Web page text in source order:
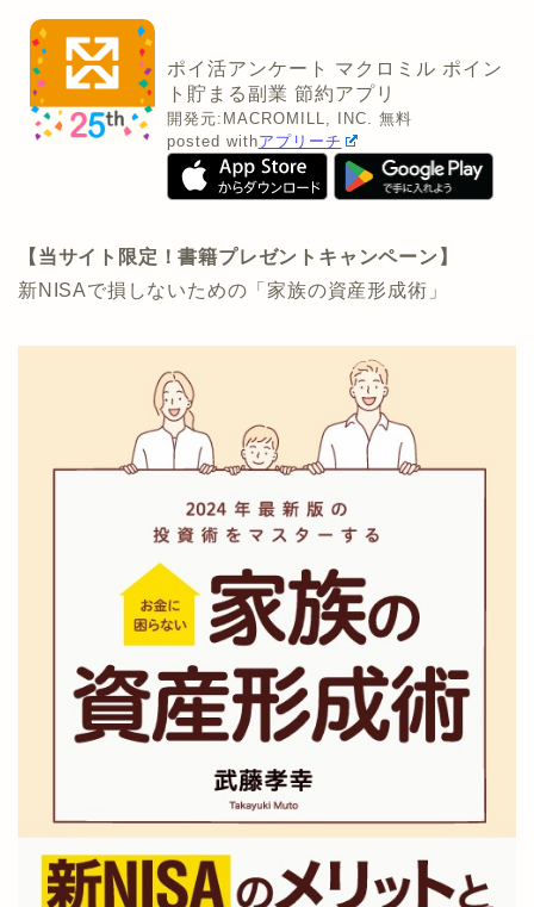
ポイ活アンケート マクロミル ポイン
ト貯まる副業 節約アプリ
開発元: MACROMILL, INC.
無料
posted withアプリーチ
【当サイト限定！書籍プレゼントキャンペーン】
新NISAで損しないための「家族の資産形成術」